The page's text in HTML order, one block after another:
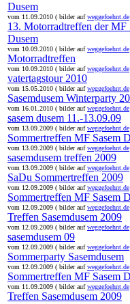
Dusem
vom 11.09.2010 ( bilder aufweggefoehnt.de
13. Motorradtreffen der MF
Dusem
vom 10.09.2010 ( bilder aufweggefoehnt.de
Motorradtreffen
vom 10.09.2010 ( bilder aufweggefoehnt.de
vatertagstour 2010
vom 15.05.2010 ( bilder aufweggefoehnt.de
Sasemdusem Winterparty
vom 16.01.2010 ( bilder aufweggefoehnt.de
sasem dusem 11.-13.09.09
vom 13.09.2009 ( bilder aufweggefoehnt.de
Sommertreffen MF Sasem
vom 13.09.2009 ( bilder aufweggefoehnt.de
sasemdusem treffen 2009
vom 13.09.2009 ( bilder aufweggefoehnt.de
SaDu Sommertreffen 2009
vom 12.09.2009 ( bilder aufweggefoehnt.de
Sommertreffen MF Sasem
vom 12.09.2009 ( bilder aufweggefoehnt.de
Treffen Sasemdusem 2009
vom 12.09.2009 ( bilder aufweggefoehnt.de
sasemdusem 09
vom 12.09.2009 ( bilder aufweggefoehnt.de
Sommerparty Sasemdusem
vom 12.09.2009 ( bilder aufweggefoehnt.de
Sommertreffen MF Sasem
vom 11.09.2009 ( bilder aufweggefoehnt.de
Treffen Sasemdusem 2009